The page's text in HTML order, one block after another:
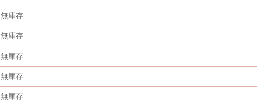
無庫存
無庫存
無庫存
無庫存
無庫存